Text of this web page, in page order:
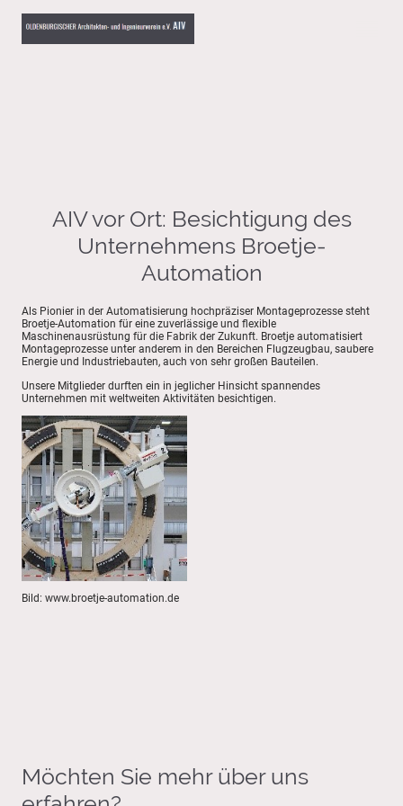
AIV vor Ort: Besichtigung des
Unternehmens Broetje-
Automation
Als Pionier in der Automatisierung hochpräziser Montageprozesse steht
Broetje-Automation für eine zuverlässige und flexible
Maschinenausrüstung für die Fabrik der Zukunft. Broetje automatisiert
Montageprozesse unter anderem in den Bereichen Flugzeugbau, saubere
Energie und Industriebauten, auch von sehr großen Bauteilen.
Unsere Mitglieder durften ein in jeglicher Hinsicht spannendes
Unternehmen mit weltweiten Aktivitäten besichtigen.
Bild: www.broetje-automation.de
Möchten Sie mehr über uns